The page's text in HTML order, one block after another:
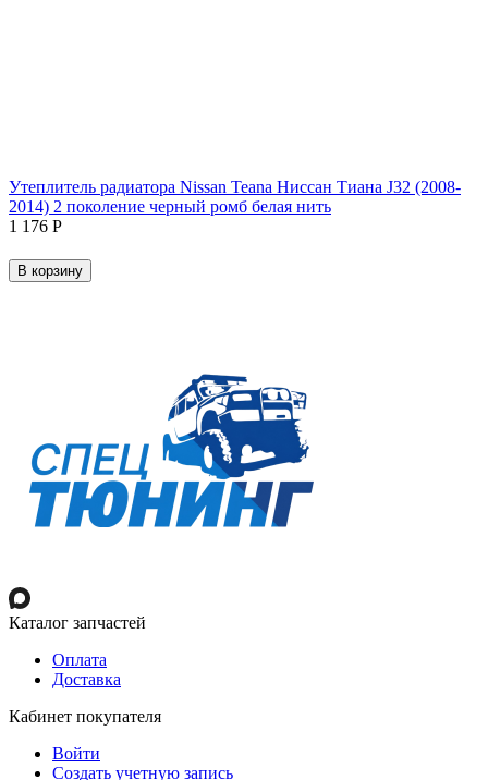
Утеплитель радиатора Nissan Teana Ниссан Тиана J32 (2008-
2014) 2 поколение черный ромб белая нить
1 176 Р
В корзину
Каталог запчастей
Оплата
Доставка
Кабинет покупателя
Войти
Создать учетную запись